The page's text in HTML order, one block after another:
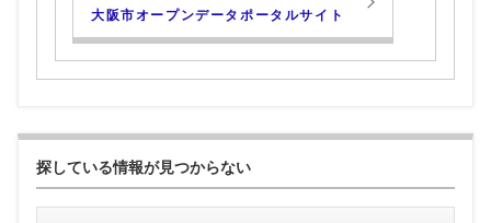
大阪市オープンデータポータルサイト
探している情報が見つからない